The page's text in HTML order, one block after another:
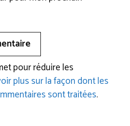
pour réduire les
plus sur la façon dont les
sont traitées.